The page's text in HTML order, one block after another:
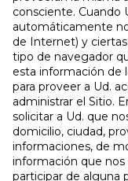
consciente. Cuando
automáticamente
de Internet) y
tipo de navegador
esta información de
para proveer a Ud.
administrar el Sitio.
solicitar a Ud. que
domicilio, ciudad,
informaciones, de
información que
participar de alguna